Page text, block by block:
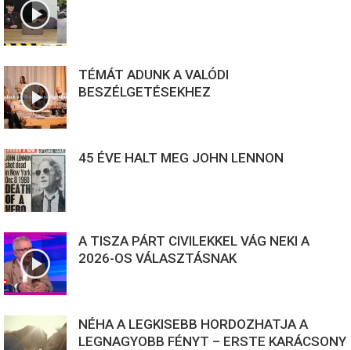
TÉMÁT ADUNK A VALÓDI
BESZÉLGETÉSEKHEZ
45 ÉVE HALT MEG JOHN LENNON
A TISZA PÁRT CIVILEKKEL VÁG NEKI A
2026-OS VÁLASZTÁSNAK
NÉHA A LEGKISEBB HORDOZHATJA A
LEGNAGYOBB FÉNYT – ERSTE KARÁCSONY